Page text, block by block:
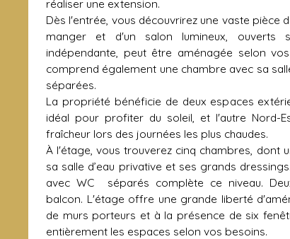
réaliser une extension.
Dès l'entrée, vous découvrirez une vaste pièce
manger et d'un salon lumineux, ouverts
indépendante, peut être aménagée selon
comprend également une chambre avec sa
séparées.
La propriété bénéficie de deux espaces
idéal pour profiter du soleil, et l'autre Nord-
fraîcheur lors des journées les plus chaudes.
À l'étage, vous trouverez cinq chambres, dont
sa salle d’eau privative et ses grands
avec WC séparés complète ce niveau.
balcon. L'étage offre une grande liberté
de murs porteurs et à la présence de six
entièrement les espaces selon vos besoins.